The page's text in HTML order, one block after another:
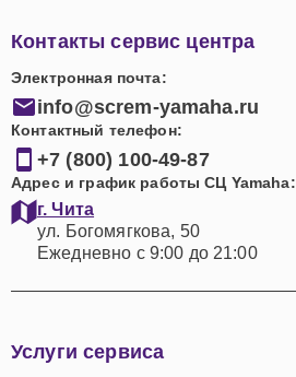
Контакты сервис центра
Электронная почта:
info@screm-yamaha.ru
Контактный телефон:
+7 (800) 100-49-87
Адрес и график работы СЦ Yamaha:
г. Чита
ул. Богомягкова, 50
Ежедневно с 9:00 до 21:00
Услуги сервиса